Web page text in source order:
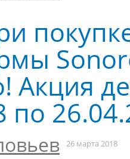
Акция
по
26 марта 2018